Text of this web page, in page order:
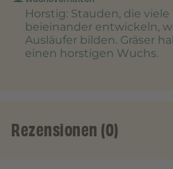
Horstig: Stauden, die viele
beieinander entwickeln,
Ausläufer bilden. Gräser
einen horstigen Wuchs.
Rezensionen (0)